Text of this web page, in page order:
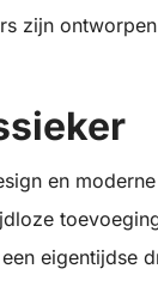
zijn
en
eigentijdse